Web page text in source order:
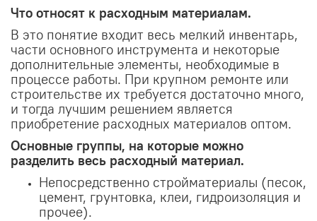
Что относят к расходным материалам.
В это понятие входит весь мелкий инвентарь,
части основного инструмента и некоторые
дополнительные элементы, необходимые в
процессе работы. При крупном ремонте или
строительстве их требуется достаточно много,
и тогда лучшим решением является
приобретение расходных материалов оптом.
Основные группы, на которые можно
разделить весь расходный материал.
Непосредственно стройматериалы (песок,
цемент, грунтовка, клеи, гидроизоляция и
прочее).